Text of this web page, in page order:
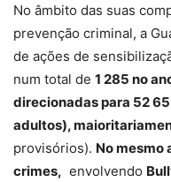
No âmbito das suas
prevenção criminal, a
de ações de
num total de 1 285 no
direcionadas para 52
adultos),
provisórios). Nomesmo
crimes, envolvendo